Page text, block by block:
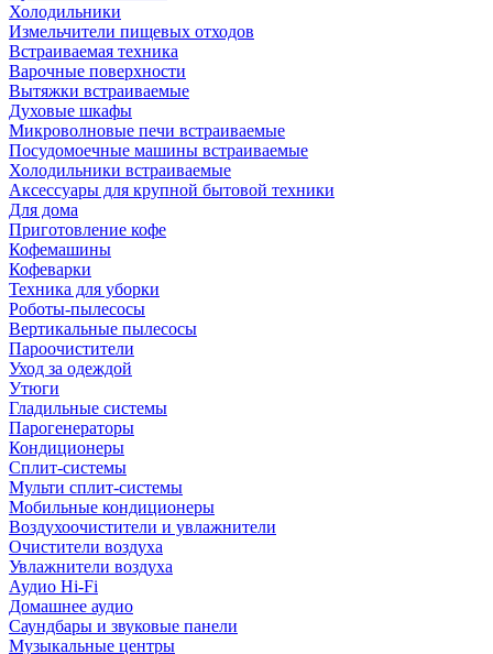
Холодильники
Измельчители пищевых отходов
Встраиваемая техника
Варочные поверхности
Вытяжки встраиваемые
Духовые шкафы
Микроволновые печи встраиваемые
Посудомоечные машины встраиваемые
Холодильники встраиваемые
Аксессуары для крупной бытовой техники
Для дома
Приготовление кофе
Кофемашины
Кофеварки
Техника для уборки
Роботы-пылесосы
Вертикальные пылесосы
Пароочистители
Уход за одеждой
Утюги
Гладильные системы
Парогенераторы
Кондиционеры
Сплит-системы
Мульти сплит-системы
Мобильные кондиционеры
Воздухоочистители и увлажнители
Очистители воздуха
Увлажнители воздуха
Аудио Hi-Fi
Домашнее аудио
Саундбары и звуковые панели
Музыкальные центры